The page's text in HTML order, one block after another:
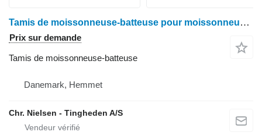
Tamis de moissonneuse-batteuse pour moissonneuse-batteuse John Deere 9540
Prix sur demande
Tamis de moissonneuse-batteuse
Danemark, Hemmet
Chr. Nielsen - Tingheden A/S